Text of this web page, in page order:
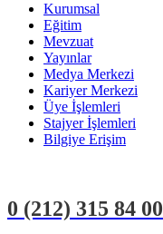
Kurumsal
Eğitim
Mevzuat
Yayınlar
Medya Merkezi
Kariyer Merkezi
Üye İşlemleri
Stajyer İşlemleri
Bilgiye Erişim
0 (212) 315 84 00